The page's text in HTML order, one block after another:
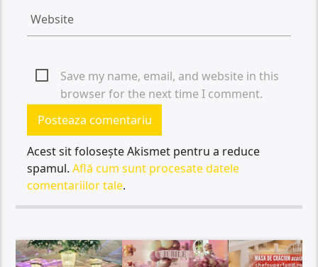
Save my name, email, and website in this
browser for the next time I comment.
Acest sit folosește Akismet pentru a reduce
spamul.Află cum sunt procesate datele
comentariilor tale.